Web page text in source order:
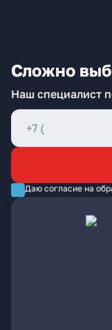
Сложно
Наш специалист
Даю согласие на